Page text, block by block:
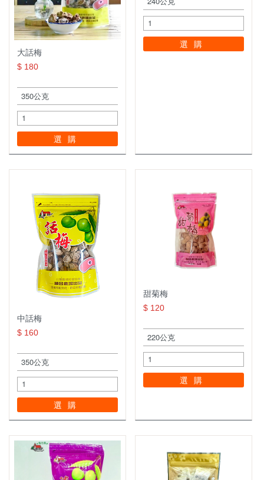
陳年Ｑ梅系列
橄欖系列
棗子系列
暢銷產品專區
休閒食品系列
皇族食品
禮盒專區
大話梅
$ 180
選購
選購
中話梅
$ 160
選購
甜菊梅
$ 120
選購